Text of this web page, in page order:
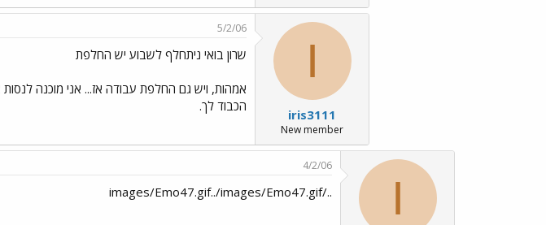
I
iris3111
New member
5/2/06
שרון בואי ניתחלף לשבוע יש החלפת
אמהות, ויש גם החלפת עבודה אז... אני מוכנה
הכבוד לך.
I
4/2/06
../images/Emo47.gif../images/Emo47.gif